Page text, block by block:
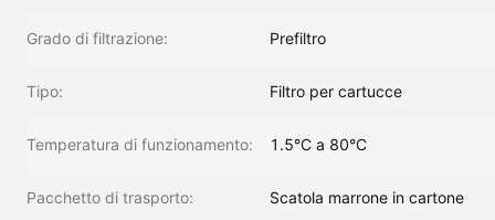
Grado di filtrazione: Prefiltro
Tipo: Filtro per cartucce
Temperatura di funzionamento: 1.5°C a 80°C
Pacchetto di trasporto: Scatola marrone in cartone